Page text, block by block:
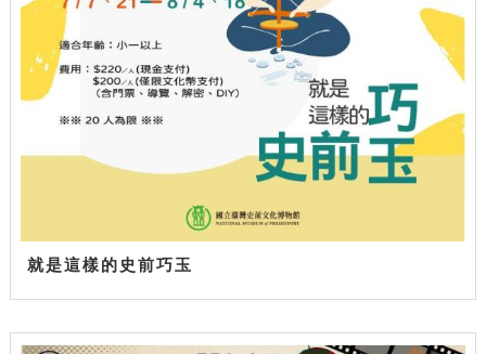
就是這樣的史前巧玉